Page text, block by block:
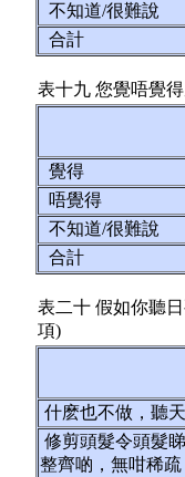
不知道/很難說
合計
表十九 您覺唔覺
覺得
唔覺得
不知道/很難說
合計
表二十 假如你聽
項)
什麽也不做，聽
修剪頭髮令頭髮
整齊啲，無咁稀疏